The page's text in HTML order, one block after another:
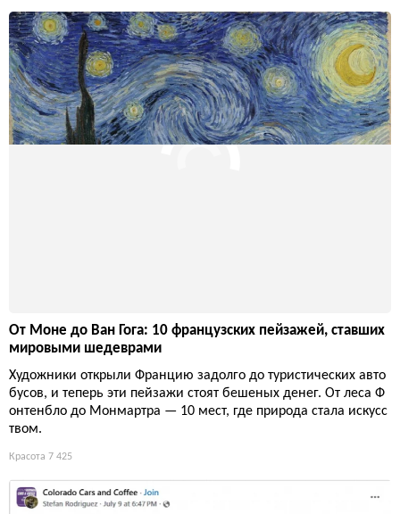
От Моне до Ван Гога: 10 французских пейзажей, ставших
мировыми шедеврами
Художники открыли Францию задолго до туристических авто
бусов, и теперь эти пейзажи стоят бешеных денег. От леса Ф
онтенбло до Монмартра — 10 мест, где природа стала искусс
твом.
Красота 7 425